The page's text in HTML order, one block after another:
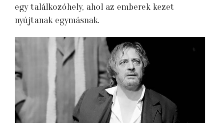
egy találkozóhely, ahol az emberek kezet
nyújtanak egymásnak.